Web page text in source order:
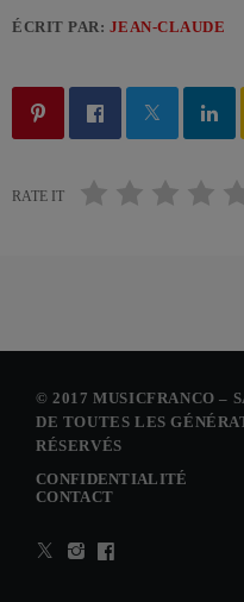
ÉCRIT PAR: JEAN-CLAUDE
RATE IT
© 2017 MUSICFRANCO –
DE TOUTES LES
RÉSERVÉS
CONFIDENTIALITÉ
CONTACT